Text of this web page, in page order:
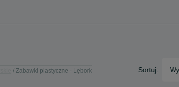
Zabawki plastyczne - Lębork Sortuj: